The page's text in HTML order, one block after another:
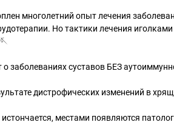
многолетний опыт лечения
Но тактики лечения иголками
о заболеваниях суставов БЕЗ
дистрофических изменений в
местами появляются